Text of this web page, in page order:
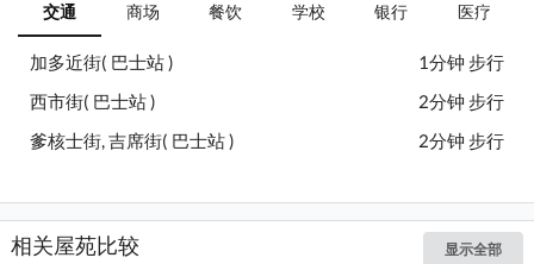
交通 商场 餐饮 学校 银行 医疗
加多近街( 巴士站 )
1分钟 步行
西市街( 巴士站 )
2分钟 步行
爹核士街, 吉席街( 巴士站 )
2分钟 步行
相关屋苑比较 显示全部